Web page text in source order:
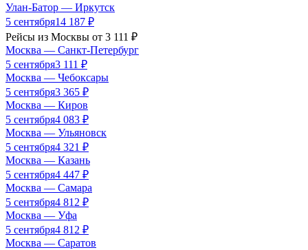
Улан-Батор — Иркутск
5 сентября14 187 ₽
Рейсы из Москвы от 3 111 ₽
Москва — Санкт-Петербург
5 сентября3 111 ₽
Москва — Чебоксары
5 сентября3 365 ₽
Москва — Киров
5 сентября4 083 ₽
Москва — Ульяновск
5 сентября4 321 ₽
Москва — Казань
5 сентября4 447 ₽
Москва — Самара
5 сентября4 812 ₽
Москва — Уфа
5 сентября4 812 ₽
Москва — Саратов